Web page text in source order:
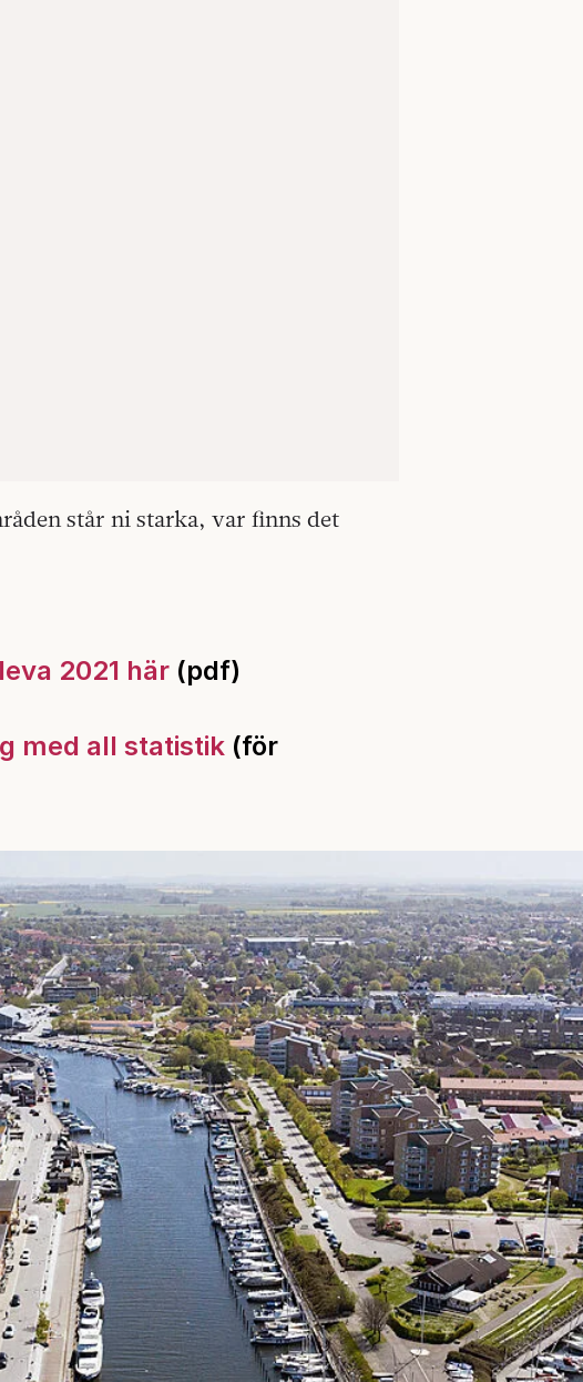
står ni starka, var finns det
2021 här (pdf)
med all statistik (för